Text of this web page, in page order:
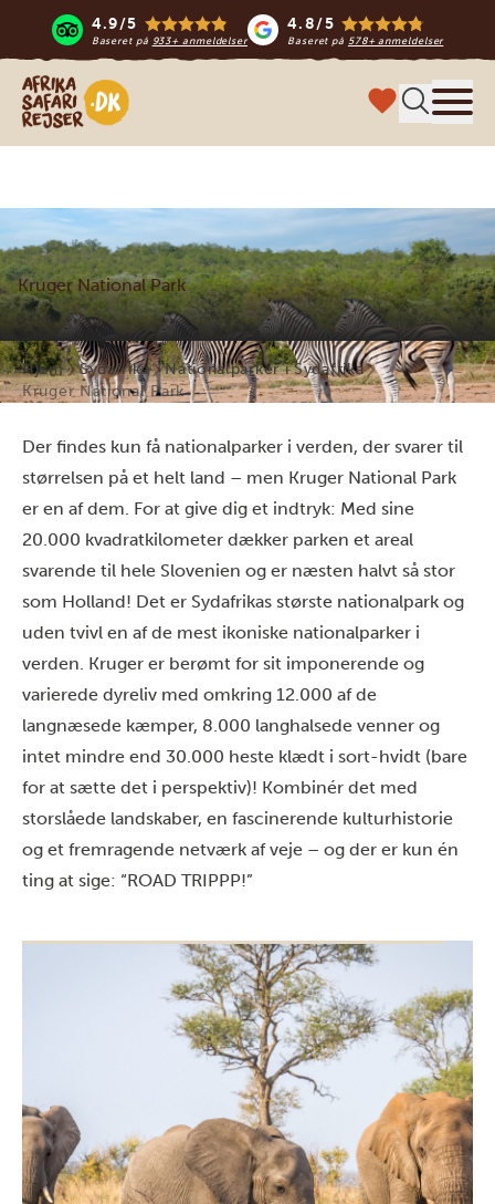
4.9/5
Baseret på 933+ anmeldelser
4.8/5
Baseret på 578+ anmeldelser
Safari-rejser i Afrika
Kruger National Park
Hjem Sydafrika
Nationalparker i Sydafrika
Kruger National Park
Der findes kun få nationalparker i verden, der svarer til
størrelsen på et helt land – men Kruger National Park
er en af dem. For at give dig et indtryk: Med sine
20.000 kvadratkilometer dækker parken et areal
svarende til hele Slovenien og er næsten halvt så stor
som Holland! Det er Sydafrikas største nationalpark og
uden tvivl en af de mest ikoniske nationalparker i
verden. Kruger er berømt for sit imponerende og
varierede dyreliv med omkring 12.000 af de
langnæsede kæmper, 8.000 langhalsede venner og
intet mindre end 30.000 heste klædt i sort-hvidt (bare
for at sætte det i perspektiv)! Kombinér det med
storslåede landskaber, en fascinerende kulturhistorie
og et fremragende netværk af veje – og der er kun én
ting at sige: “ROAD TRIPPP!”